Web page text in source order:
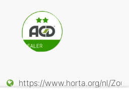
https://www.horta.org/nl/